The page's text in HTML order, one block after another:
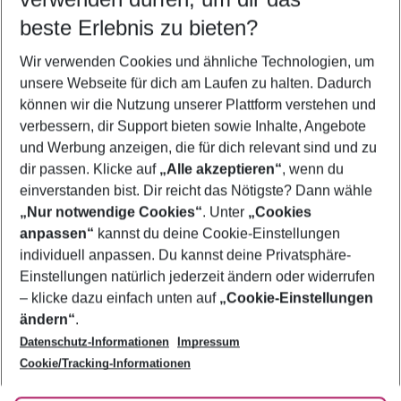
5-8 Nächte
2 Erwachsene Keine Kinder
Mehr Filter anzeigen
Footer
Footer navigation
Über uns
AGB
Bestpreisgarantie
Cookie-Einstellungen ändern
Cookie-Richtlinie
Agenturbetreuung
Barrierefreies Reisen
Folge uns
beste Erlebnis zu bieten?
Wir verwenden Cookies und ähnliche Technologien, um
unsere Webseite für dich am Laufen zu halten. Dadurch
können wir die Nutzung unserer Plattform verstehen und
verbessern, dir Support bieten sowie Inhalte, Angebote
und Werbung anzeigen, die für dich relevant sind und zu
dir passen. Klicke auf „Alle akzeptieren“, wenn du
einverstanden bist. Dir reicht das Nötigste? Dann wähle
„Nur notwendige Cookies“. Unter „Cookies
anpassen“ kannst du deine Cookie-Einstellungen
individuell anpassen. Du kannst deine Privatsphäre-
Einstellungen natürlich jederzeit ändern oder widerrufen
– klicke dazu einfach unten auf „Cookie-Einstellungen
ändern“.
Datenschutz-Informationen
Impressum
Cookie/Tracking-Informationen